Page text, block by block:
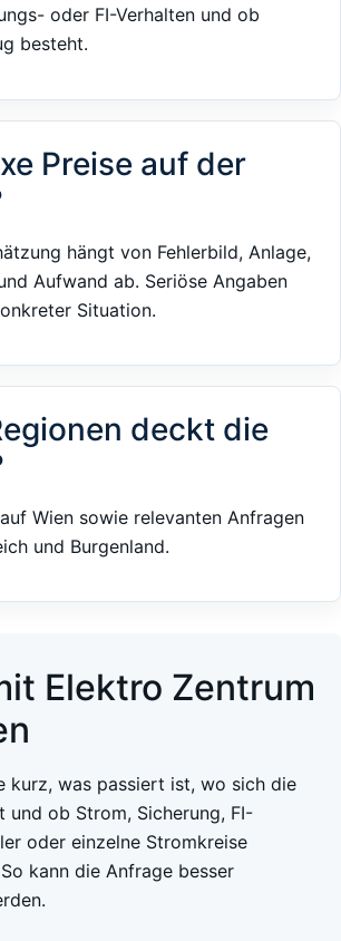
oder FI-Verhalten und ob
besteht.
Preise auf der
hängt von Fehlerbild, Anlage,
Aufwand ab. Seriöse Angaben
Situation.
deckt die
Wien sowie relevanten Anfragen
und Burgenland.
Elektro Zentrum
kurz, was passiert ist, wo sich die
und ob Strom, Sicherung, FI-
oder einzelne Stromkreise
kann die Anfrage besser